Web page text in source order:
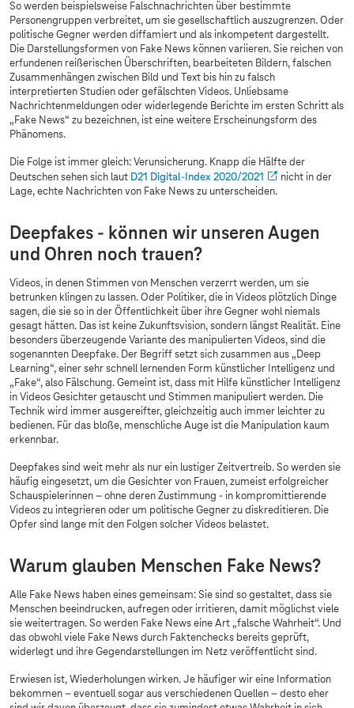
So werden beispielsweise Falschnachrichten über bestimmte
Personengruppen verbreitet, um sie gesellschaftlich auszugrenzen. Oder
politische Gegner werden diffamiert und als inkompetent dargestellt.
Die Darstellungsformen von Fake News können variieren. Sie reichen von
erfundenen reißerischen Überschriften, bearbeiteten Bildern, falschen
Zusammenhängen zwischen Bild und Text bis hin zu falsch
interpretierten Studien oder gefälschten Videos. Unliebsame
Nachrichtenmeldungen oder widerlegende Berichte im ersten Schritt als
„Fake News“ zu bezeichnen, ist eine weitere Erscheinungsform des
Phänomens.
Die Folge ist immer gleich: Verunsicherung. Knapp die Hälfte der
Deutschen sehen sich laut D21 Digital-Index 2020/2021
nicht in der
Lage, echte Nachrichten von Fake News zu unterscheiden.
Deepfakes - können wir unseren Augen
und Ohren noch trauen?
Videos, in denen Stimmen von Menschen verzerrt werden, um sie
betrunken klingen zu lassen. Oder Politiker, die in Videos plötzlich Dinge
sagen, die sie so in der Öffentlichkeit über ihre Gegner wohl niemals
gesagt hätten. Das ist keine Zukunftsvision, sondern längst Realität. Eine
besonders überzeugende Variante des manipulierten Videos, sind die
sogenannten Deepfake. Der Begriff setzt sich zusammen aus „Deep
Learning“, einer sehr schnell lernenden Form künstlicher Intelligenz und
„Fake“, also Fälschung. Gemeint ist, dass mit Hilfe künstlicher Intelligenz
in Videos Gesichter getauscht und Stimmen manipuliert werden. Die
Technik wird immer ausgereifter, gleichzeitig auch immer leichter zu
bedienen. Für das bloße, menschliche Auge ist die Manipulation kaum
erkennbar.
Deepfakes sind weit mehr als nur ein lustiger Zeitvertreib. So werden sie
häufig eingesetzt, um die Gesichter von Frauen, zumeist erfolgreicher
Schauspielerinnen – ohne deren Zustimmung - in kompromittierende
Videos zu integrieren oder um politische Gegner zu diskreditieren. Die
Opfer sind lange mit den Folgen solcher Videos belastet.
Warum glauben Menschen Fake News?
Alle Fake News haben eines gemeinsam: Sie sind so gestaltet, dass sie
Menschen beeindrucken, aufregen oder irritieren, damit möglichst viele
sie weitertragen. So werden Fake News eine Art „falsche Wahrheit“. Und
das obwohl viele Fake News durch Faktenchecks bereits geprüft,
widerlegt und ihre Gegendarstellungen im Netz veröffentlicht sind.
Erwiesen ist, Wiederholungen wirken. Je häufiger wir eine Information
bekommen – eventuell sogar aus verschiedenen Quellen – desto eher